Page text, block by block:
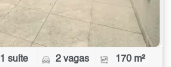
1 suíte 2 vagas 170 m²